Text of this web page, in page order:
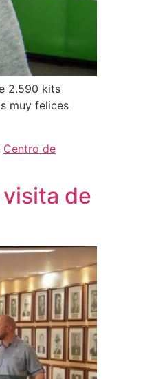
2.590 kits
muy felices
Centro de
de